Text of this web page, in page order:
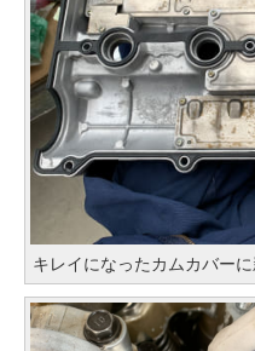
キレイになったカムカバー